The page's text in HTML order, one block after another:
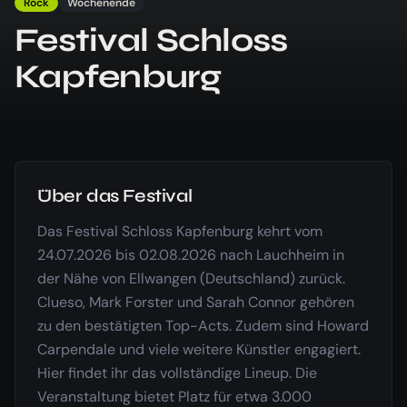
Festival Schloss
Kapfenburg
Über das Festival
Das Festival Schloss Kapfenburg kehrt vom
24.07.2026 bis 02.08.2026 nach Lauchheim in
der Nähe von Ellwangen (Deutschland) zurück.
Clueso, Mark Forster und Sarah Connor gehören
zu den bestätigten Top-Acts. Zudem sind Howard
Carpendale und viele weitere Künstler engagiert.
Hier findet ihr das vollständige Lineup. Die
Veranstaltung bietet Platz für etwa 3.000